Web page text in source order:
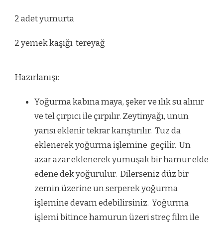
2 adet yumurta
2 yemek kaşığı tereyağ
Hazırlanışı:
Yoğurma kabına maya, şeker ve ılık su alınır
ve tel çırpıcı ile çırpılır. Zeytinyağı, unun
yarısı eklenir tekrar karıştırılır. Tuz da
eklenerek yoğurma işlemine geçilir. Un
azar azar eklenerek yumuşak bir hamur elde
edene dek yoğurulur. Dilerseniz düz bir
zemin üzerine un serperek yoğurma
işlemine devam edebilirsiniz. Yoğurma
işlemi bitince hamurun üzeri streç film ile